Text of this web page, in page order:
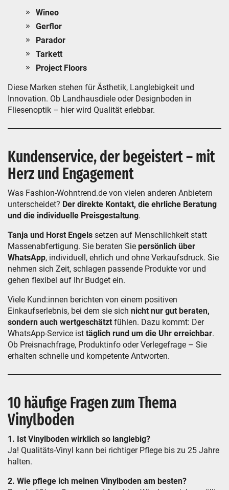
Wineo
Gerflor
Parador
Tarkett
Project Floors
Diese Marken stehen für Ästhetik, Langlebigkeit und
Innovation. Ob Landhausdiele oder Designboden in
Fliesenoptik – hier wird Qualität erlebbar.
Kundenservice, der begeistert – mit
Herz und Engagement
Was Fashion-Wohntrend.de von vielen anderen Anbietern
unterscheidet? Der direkte Kontakt, die ehrliche Beratung
und die individuelle Preisgestaltung.
Tanja und Horst Engels setzen auf Menschlichkeit statt
Massenabfertigung. Sie beraten Sie persönlich über
WhatsApp, individuell, ehrlich und ohne Verkaufsdruck. Sie
nehmen sich Zeit, schlagen passende Produkte vor und
gehen flexibel auf Ihr Budget ein.
Viele Kund:innen berichten von einem positiven
Einkaufserlebnis, bei dem sie sich nicht nur gut beraten,
sondern auch wertgeschätzt fühlen. Dazu kommt: Der
WhatsApp-Service ist täglich rund um die Uhr erreichbar.
Ob Preisnachfrage, Produktinfo oder Verlegefrage – Sie
erhalten schnelle und kompetente Antworten.
10 häufige Fragen zum Thema
Vinylboden
1. Ist Vinylboden wirklich so langlebig?
Ja! Qualitäts-Vinyl kann bei richtiger Pflege bis zu 25 Jahre
halten.
2. Wie pflege ich meinen Vinylboden am besten?